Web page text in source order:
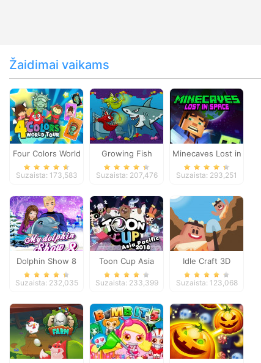
Žaidimai vaikams
Four Colors World
Tour
Suzaista: 173,583
Growing Fish
Suzaista: 207,476
Minecaves Lost in
Space
Suzaista: 293,251
Dolphin Show 8
Suzaista: 232,035
Toon Cup Asia
Pacific 2018
Suzaista: 233,399
Idle Craft 3D
Suzaista: 123,068